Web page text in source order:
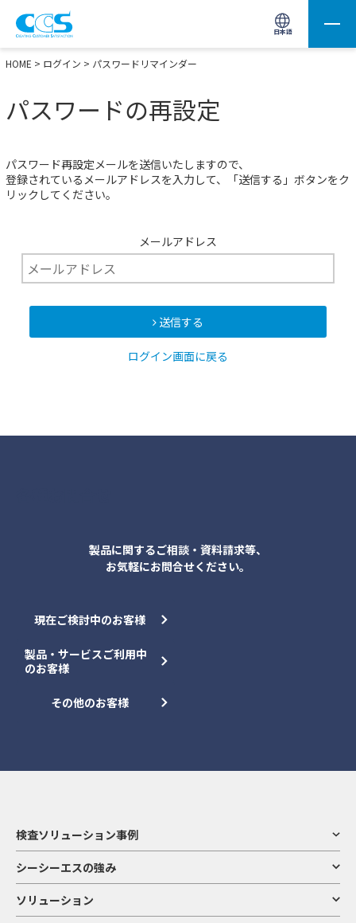
日本語
画像処理用の製品検索 サイト内検索(Enterで実行)
HOME > ログイン > パスワードリマインダー
パスワードの再設定
パスワード再設定メールを送信いたしますので、
登録されているメールアドレスを入力して、「送信する」ボタンをク
リックしてください。
メールアドレス
送信する
ログイン画面に戻る
製品に関するご相談・資料請求等、
お気軽にお問合せください。
現在ご検討中のお客様
製品・サービスご利用中
のお客様
その他のお客様
検査ソリューション事例
シーシーエスの強み
ソリューション